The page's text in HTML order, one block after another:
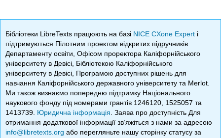
Бібліотеки LibreTexts працюють на базі NICE CXone Expert і
підтримуються Пілотним проектом відкритих підручників
Департаменту освіти, Офісом проректора Каліфорнійського
університету в Девісі, Бібліотекою Каліфорнійського
університету в Девісі, Програмою доступних рішень для
навчання Каліфорнійського державного університету та Merlot.
Ми також визнаємо попередню підтримку Національного
наукового фонду під номерами грантів 1246120, 1525057 та
1413739. Юридична інформація . Заява про доступність Для
отримання додаткової інформації зв’яжіться з нами за адресою
info@libretexts.org або перегляньте нашу сторінку статусу за